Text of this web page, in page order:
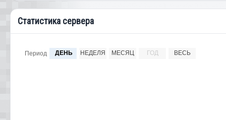
Статистика сервера
Период ДЕНЬ НЕДЕЛЯ МЕСЯЦ ГОД ВЕСЬ